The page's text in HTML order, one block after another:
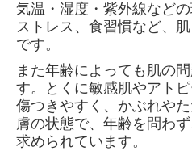
気温・湿度・紫外線など
ストレス、食習慣など、
です。
また年齢によっても肌の
す。とくに敏感肌やアト
傷つきやすく、かぶれや
膚の状態で、年齢を問わ
求められています。